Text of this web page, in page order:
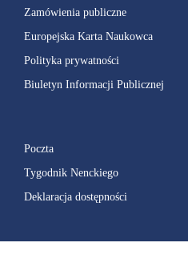
Zamówienia publiczne
Europejska Karta Naukowca
Polityka prywatności
Biuletyn Informacji Publicznej
Poczta
Tygodnik Nenckiego
Deklaracja dostępności